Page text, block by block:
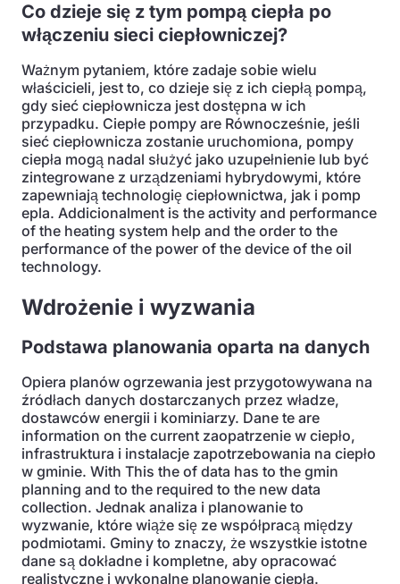
Co dzieje się z tym pompą ciepła po
włączeniu sieci ciepłowniczej?
Ważnym pytaniem, które zadaje sobie wielu
właścicieli, jest to, co dzieje się z ich ciepłą pompą,
gdy sieć ciepłownicza jest dostępna w ich
przypadku. Ciepłe pompy are Równocześnie, jeśli
sieć ciepłownicza zostanie uruchomiona, pompy
ciepła mogą nadal służyć jako uzupełnienie lub być
zintegrowane z urządzeniami hybrydowymi, które
zapewniają technologię ciepłownictwa, jak i pomp
epla. Addicionalment is the activity and performance
of the heating system help and the order to the
performance of the power of the device of the oil
technology.
Wdrożenie i wyzwania
Podstawa planowania oparta na danych
Opiera planów ogrzewania jest przygotowywana na
źródłach danych dostarczanych przez władze,
dostawców energii i kominiarzy. Dane te are
information on the current zaopatrzenie w ciepło,
infrastruktura i instalacje zapotrzebowania na ciepło
w gminie. With This the of data has to the gmin
planning and to the required to the new data
collection. Jednak analiza i planowanie to
wyzwanie, które wiąże się ze współpracą między
podmiotami. Gminy to znaczy, że wszystkie istotne
dane są dokładne i kompletne, aby opracować
realistyczne i wykonalne planowanie ciepła.